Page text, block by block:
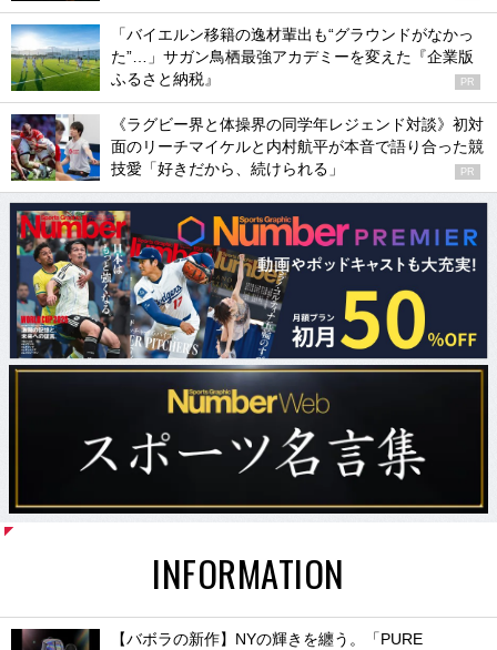
「バイエルン移籍の逸材輩出も“グラウンドがなかっ
た”…」サガン鳥栖最強アカデミーを変えた『企業版
ふるさと納税』
PR
《ラグビー界と体操界の同学年レジェンド対談》初対
面のリーチマイケルと内村航平が本音で語り合った競
技愛「好きだから、続けられる」
PR
INFORMATION
【バボラの新作】NYの輝きを纏う。「PURE